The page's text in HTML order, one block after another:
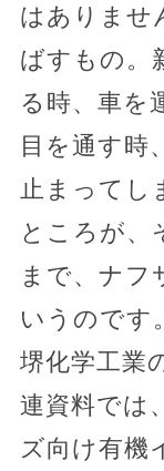
はありませ
ばすもの。
る時、車を
目を通す時
止まってし
ところが、
まで、ナフ
いうのです。
堺化学工業
連資料では
ズ向け有機